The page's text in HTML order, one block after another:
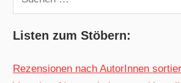
nach:
Listen zum Stöbern:
Rezensionen nach AutorInnen